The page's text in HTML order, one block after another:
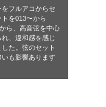
フルアコからセ
トを013〜から
ら、高音弦を中心
、違和感を感じ
た。弦のセット
も影響あります